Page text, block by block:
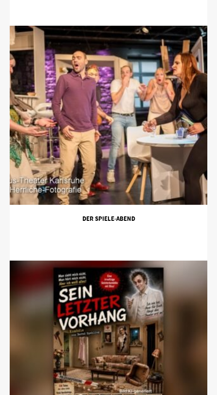
DER SPIELE-ABEND